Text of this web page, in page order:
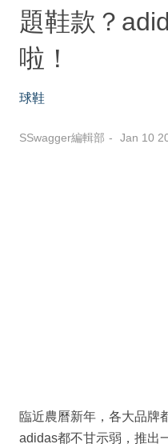
題鞋款？
啦！
球鞋
SSwagger編輯部 Jan 10
臨近農曆新年，各大品牌
adidas都不甘示弱，推出